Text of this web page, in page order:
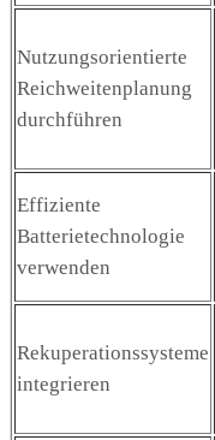
Nutzungsorientierte
Reichweitenplanung
durchführen
Effiziente
Batterietechnologie
verwenden
Rekuperationssysteme
integrieren